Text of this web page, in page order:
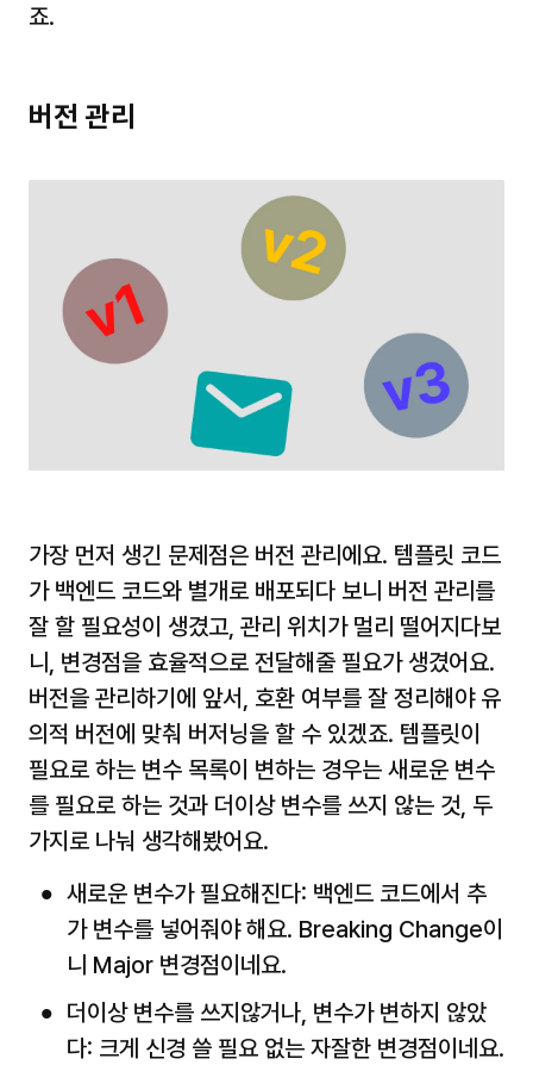
죠.
버전 관리
가장 먼저 생긴 문제점은 버전 관리에요. 템플릿 코드
가 백엔드 코드와 별개로 배포되다 보니 버전 관리를
잘 할 필요성이 생겼고, 관리 위치가 멀리 떨어지다보
니, 변경점을 효율적으로 전달해줄 필요가 생겼어요.
버전을 관리하기에 앞서, 호환 여부를 잘 정리해야 유
의적 버전에 맞춰 버저닝을 할 수 있겠죠. 템플릿이
필요로 하는 변수 목록이 변하는 경우는 새로운 변수
를 필요로 하는 것과 더이상 변수를 쓰지 않는 것, 두
가지로 나눠 생각해봤어요.
새로운 변수가 필요해진다: 백엔드 코드에서 추
가 변수를 넣어줘야 해요. Breaking Change이
니 Major 변경점이네요.
더이상 변수를 쓰지않거나, 변수가 변하지 않았
다: 크게 신경 쓸 필요 없는 자잘한 변경점이네요.